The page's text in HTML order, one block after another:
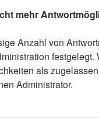
mehr
Anzahl von
festgelegt.
als
Administrator.